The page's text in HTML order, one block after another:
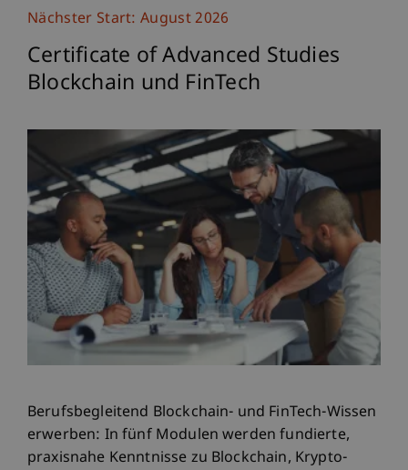
Nächster Start: August 2026
Certificate of Advanced Studies
Blockchain und FinTech
Berufsbegleitend Blockchain- und FinTech-Wissen
erwerben: In fünf Modulen werden fundierte,
praxisnahe Kenntnisse zu Blockchain, Krypto-